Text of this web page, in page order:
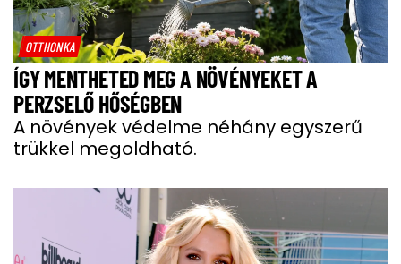
OTTHONKA
ÍGY MENTHETED MEG A NÖVÉNYEKET A
PERZSELŐ HŐSÉGBEN
A növények védelme néhány egyszerű
trükkel megoldható.